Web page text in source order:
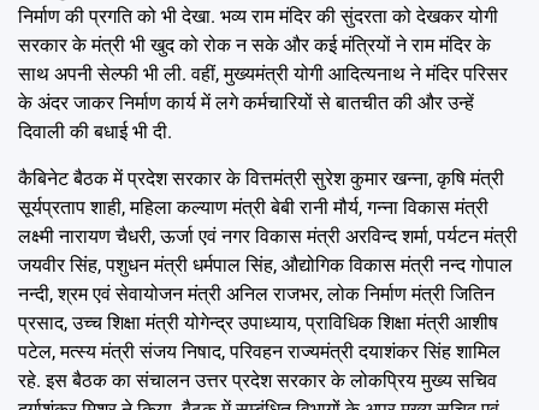
निर्माण की प्रगति को भी देखा. भव्य राम मंदिर की सुंदरता को देखकर योगी
सरकार के मंत्री भी खुद को रोक न सके और कई मंत्रियों ने राम मंदिर के
साथ अपनी सेल्फी भी ली. वहीं, मुख्यमंत्री योगी आदित्यनाथ ने मंदिर परिसर
के अंदर जाकर निर्माण कार्य में लगे कर्मचारियों से बातचीत की और उन्हें
दिवाली की बधाई भी दी.
कैबिनेट बैठक में प्रदेश सरकार के वित्तमंत्री सुरेश कुमार खन्ना, कृषि मंत्री
सूर्यप्रताप शाही, महिला कल्याण मंत्री बेबी रानी मौर्य, गन्ना विकास मंत्री
लक्ष्मी नारायण चैधरी, ऊर्जा एवं नगर विकास मंत्री अरविन्द शर्मा, पर्यटन मंत्री
जयवीर सिंह, पशुधन मंत्री धर्मपाल सिंह, औद्योगिक विकास मंत्री नन्द गोपाल
नन्दी, श्रम एवं सेवायोजन मंत्री अनिल राजभर, लोक निर्माण मंत्री जितिन
प्रसाद, उच्च शिक्षा मंत्री योगेन्द्र उपाध्याय, प्राविधिक शिक्षा मंत्री आशीष
पटेल, मत्स्य मंत्री संजय निषाद, परिवहन राज्यमंत्री दयाशंकर सिंह शामिल
रहे. इस बैठक का संचालन उत्तर प्रदेश सरकार के लोकप्रिय मुख्य सचिव